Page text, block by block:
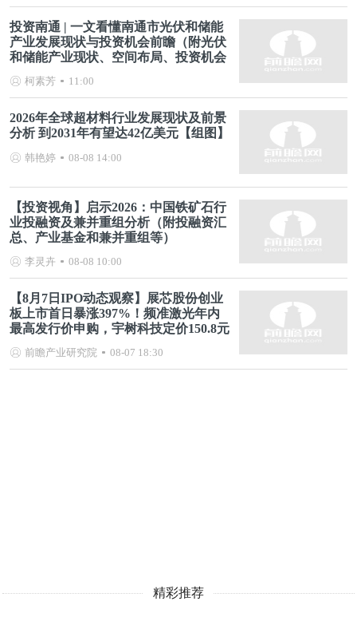
投资南通 | 一文看懂南通市光伏和储能
产业发展现状与投资机会前瞻（附光伏
和储能产业现状、空间布局、投资机会
柯素芳 11:00
2026年全球超材料行业发展现状及前景
分析 到2031年有望达42亿美元【组图】
韩艳婷 08-08 14:00
【投资视角】启示2026：中国铁矿石行
业投融资及兼并重组分析（附投融资汇
总、产业基金和兼并重组等）
李灵卉 08-08 10:00
【8月7日IPO动态观察】展芯股份创业
板上市首日暴涨397%！频准激光年内
最高发行价申购，宇树科技定价150.8元
前瞻产业研究院 08-07 18:30
精彩推荐